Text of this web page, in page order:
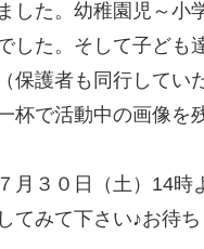
した。幼稚園児～
した。そして子ども
保護者も同行して
杯で活動中の画像を
月３０日（土）14時
てみて下さい♪お待ち